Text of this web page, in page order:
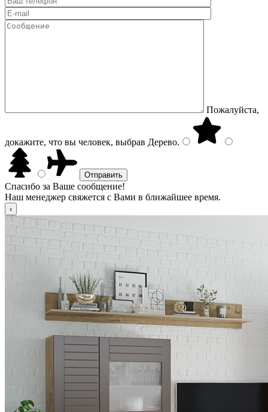
Пожалуйста,
докажите, что вы человек, выбрав Дерево.
Спасибо за Ваше сообщение!
Наш менеджер свяжется с Вами в ближайшее время.